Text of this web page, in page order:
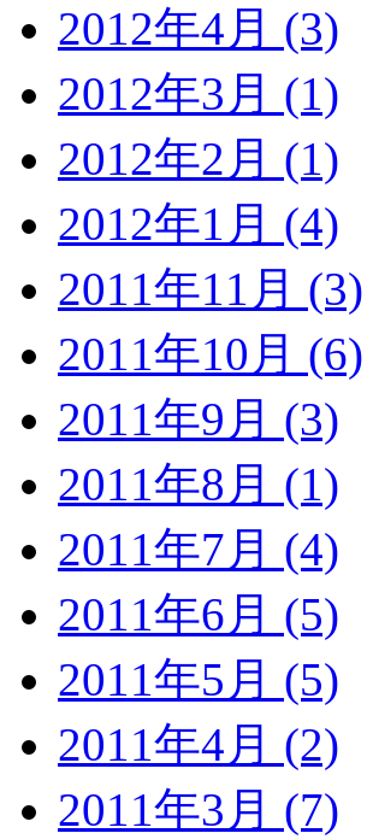
2012年4月 (3)
2012年3月 (1)
2012年2月 (1)
2012年1月 (4)
2011年11月 (3)
2011年10月 (6)
2011年9月 (3)
2011年8月 (1)
2011年7月 (4)
2011年6月 (5)
2011年5月 (5)
2011年4月 (2)
2011年3月 (7)